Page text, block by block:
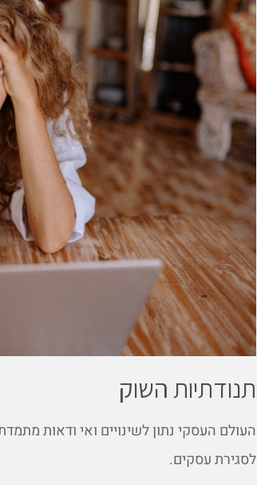
תנודתיות השוק
העולם העסקי נתון לשינויים ואי ודאות
לסגירת עסקים.